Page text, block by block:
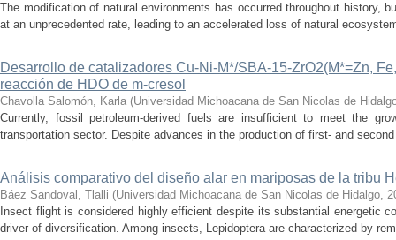
The modification of natural environments has occurred throughout history,
at an unprecedented rate, leading to an accelerated loss of natural
Desarrollo de catalizadores Cu-Ni-M*/SBA-15-ZrO2(M*=Zn,
reacción de HDO de m-cresol
Chavolla Salomón, Karla (Universidad Michoacana de San Nicolas de
Currently, fossil petroleum-derived fuels are insufficient to meet the
transportation sector. Despite advances in the production of first- and
Análisis comparativo del diseño alar en mariposas de la tribu
Báez Sandoval, Tlalli (Universidad Michoacana de San Nicolas de Hidalgo,
Insect flight is considered highly efficient despite its substantial energetic
driver of diversification. Among insects, Lepidoptera are characterized by